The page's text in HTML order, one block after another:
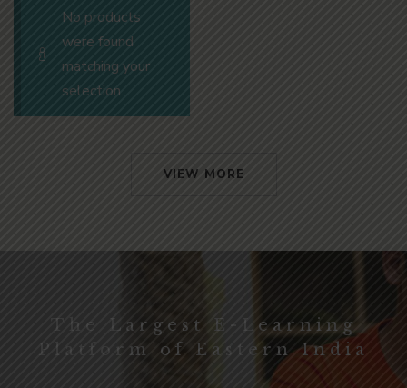
No products
were found
matching your
selection.
VIEW MORE
The Largest E-Learning
Platform of Eastern India